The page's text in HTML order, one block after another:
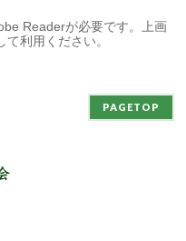
Readerが必要です。上画
利用ください。
PAGETOP